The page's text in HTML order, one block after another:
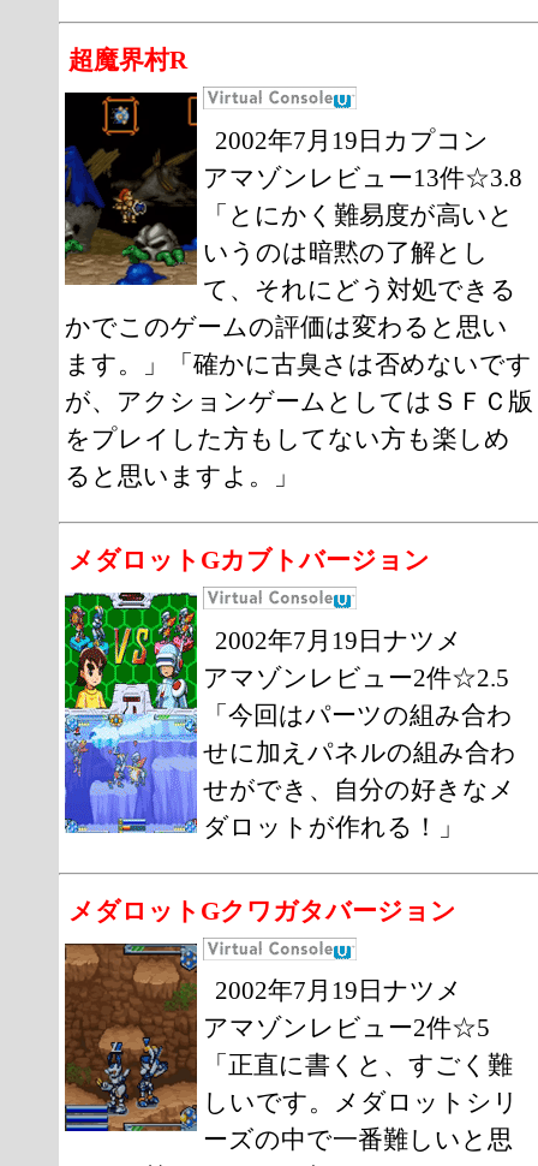
超魔界村R
2002年7月19日カプコン
アマゾンレビュー13件☆3.8
「とにかく難易度が高いと
いうのは暗黙の了解とし
て、それにどう対処できる
かでこのゲームの評価は変わると思い
ます。」「確かに古臭さは否めないです
が、アクションゲームとしてはＳＦＣ版
をプレイした方もしてない方も楽しめ
ると思いますよ。」
メダロットGカブトバージョン
2002年7月19日ナツメ
アマゾンレビュー2件☆2.5
「今回はパーツの組み合わ
せに加えパネルの組み合わ
せができ、自分の好きなメ
ダロットが作れる！」
メダロットGクワガタバージョン
2002年7月19日ナツメ
アマゾンレビュー2件☆5
「正直に書くと、すごく難
しいです。メダロットシリ
ーズの中で一番難しいと思